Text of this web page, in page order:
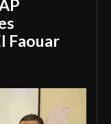
Faouar